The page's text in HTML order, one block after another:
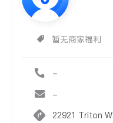
暂无商家福利
-
-
22921 Triton